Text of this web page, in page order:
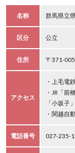
名称 群馬県立
区分 公立
住所 〒371-
アクセス
・上毛電
・JR「前
「小坂子
・関越自
電話番号 027-235-